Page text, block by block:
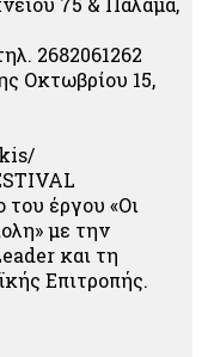
2682061262
Οκτωβρίου 15,
του έργου «Οι
με την
και τη
Επιτροπής.